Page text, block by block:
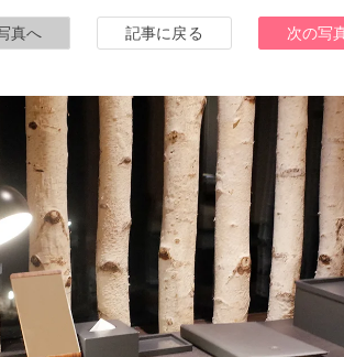
真へ 記事に戻る 次の写